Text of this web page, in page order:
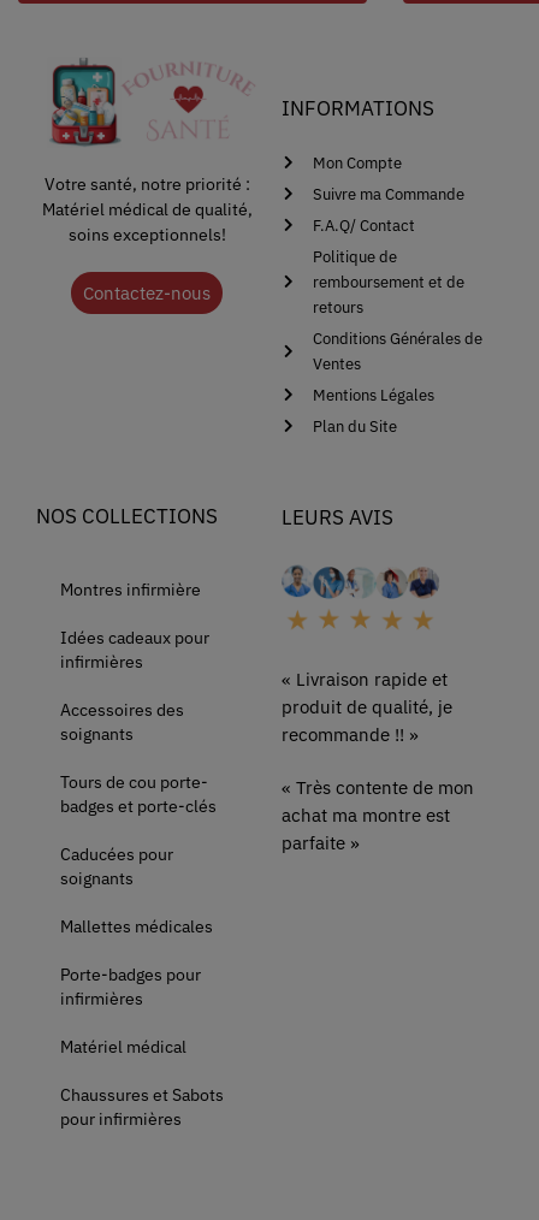
Votre santé, notre priorité :
Matériel médical de qualité,
soins exceptionnels!
Contactez-nous
INFORMATIONS
Mon Compte
Suivre ma Commande
F.A.Q/ Contact
Politique de
remboursement et de
retours
Conditions Générales de
Ventes
Mentions Légales
Plan du Site
NOS COLLECTIONS
Montres infirmière
Idées cadeaux pour
infirmières
Accessoires des
soignants
Tours de cou porte-
badges et porte-clés
Caducées pour
soignants
Mallettes médicales
Porte-badges pour
infirmières
Matériel médical
Chaussures et Sabots
pour infirmières
LEURS AVIS
« Livraison rapide et
produit de qualité, je
recommande !! »
« Très contente de mon
achat ma montre est
parfaite »